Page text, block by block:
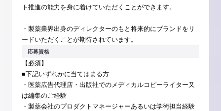
ト推進の能力を身に着けていただくことができます。
・製薬業界出身のディレクターのもと将来的にブランドをリ
ードいただくことが期待されています。
応募資格
【必須】
■下記いずれかに当てはまる方
・医薬広告代理店・出版社でのメディカルコピーライター又
は編集のご経験
・製薬会社のプロダクトマネージャーあるいは学術担当経験